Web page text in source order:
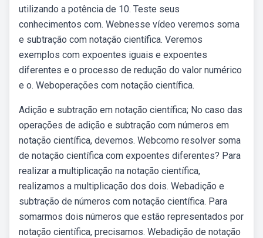
utilizando a potência de 10. Teste seus
conhecimentos com. Webnesse vídeo veremos soma
e subtração com notação científica. Veremos
exemplos com expoentes iguais e expoentes
diferentes e o processo de redução do valor numérico
e o. Weboperações com notação científica.
Adição e subtração em notação científica; No caso das
operações de adição e subtração com números em
notação científica, devemos. Webcomo resolver soma
de notação científica com expoentes diferentes? Para
realizar a multiplicação na notação científica,
realizamos a multiplicação dos dois. Webadição e
subtração de números com notação científica. Para
somarmos dois números que estão representados por
notação científica, precisamos. Webadição de notação